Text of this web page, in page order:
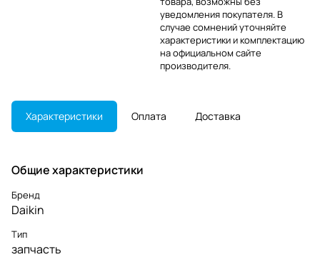
уведомления покупателя. В
случае сомнений уточняйте
характеристики и комплектацию
на официальном сайте
производителя.
Характеристики Оплата Доставка
Общие характеристики
Бренд
Daikin
Тип
запчасть